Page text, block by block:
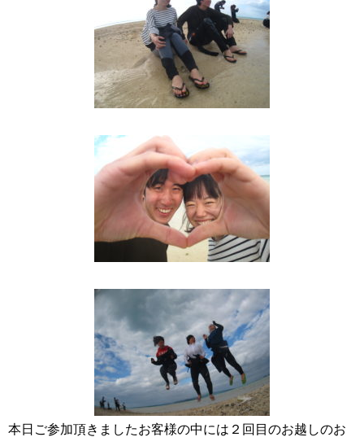
本日ご参加頂きましたお客様の中には２回目のお越しのお